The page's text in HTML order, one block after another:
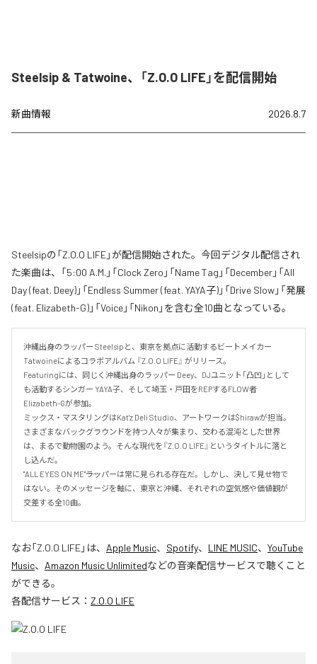
Steelsip & Tatwoine、「Z.O.O LIFE」を配信開始
新曲情報 2026.8.7
Steelsipの「Z.O.O LIFE」が配信開始された。今回デジタル配信され
た楽曲は、「5:00 A.M.」「Clock Zero」「Name Tag」「December」「All
Day (feat. Deey)」「Endless Summer (feat. YAYA子)」「Drive Slow」「発展
(feat. Elizabeth-G)」「Voice」「Nikon」を含む全10曲となっている。
沖縄出身のラッパー Steelsipと、東京を拠点に活動するビートメイカー
Tatwoineによるコラボアルバム 『Z.O.O LIFE』 がリリース。
Featuringには、同じく沖縄出身のラッパー Deey、DJユニット「凸凹」として
も活動するシンガー YAYA子、そして埼玉・戸田をREPするFLOW者
Elizabeth-Gが参加。
ミックス・マスタリングはKat'z Deli Studio、アートワークは$hirawが担当。
さまざまなバックグラウンドを持つ人々が集まり、交わる混沌とした世界
は、まるで動物園のよう。そんな現代を『Z.O.O LIFE』というタイトルに落と
し込んだ。
"ALL EYES ON ME"――ラッパーは常に見られる存在だ。しかし、決して見せ物で
はない。そのメッセージを軸に、東京と沖縄、それぞれの空気感や価値観が
交差する全10曲。
なお「Z.O.O LIFE」は、 Apple Music、 Spotify、 LINE MUSIC、 YouTube
Music、 Amazon Music Unlimitedなどの音楽配信サービスで聴くこと
ができる。
各配信サービス： Z.O.O LIFE